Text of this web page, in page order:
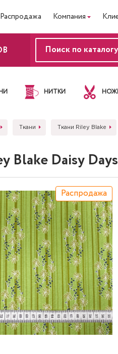
Распродажа Компания
НИТКИ
Ткани Ткани Riley Blake
Blake Daisy
Распродажа